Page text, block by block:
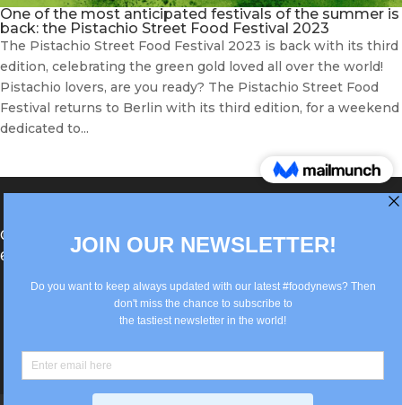
One of the most anticipated festivals of the summer is
back: the Pistachio Street Food Festival 2023
The Pistachio Street Food Festival 2023 is back with its third
edition, celebrating the green gold loved all over the world!
Pistachio lovers, are you ready? The Pistachio Street Food
Festival returns to Berlin with its third edition, for a weekend
dedicated to...
®Berlin Italian Communication 2022 +49(0)30
62867442
info@old.true-italian.com